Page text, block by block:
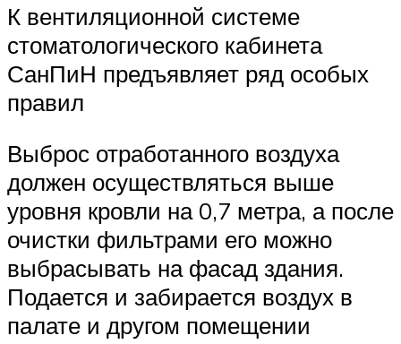
К вентиляционной системе
стоматологического кабинета
СанПиН предъявляет ряд особых
правил
Выброс отработанного воздуха
должен осуществляться выше
уровня кровли на 0,7 метра, а после
очистки фильтрами его можно
выбрасывать на фасад здания.
Подается и забирается воздух в
палате и другом помещении